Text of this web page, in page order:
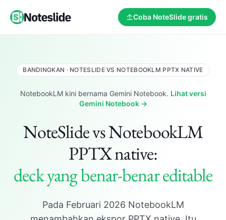
Coba NoteSlide gratis
BANDINGKAN · NOTESLIDE VS NOTEBOOKLM PPTX NATIVE
NotebookLM kini bernama Gemini Notebook. Lihat versi
Gemini Notebook →
NoteSlide vs NotebookLM
PPTX native:
deck yang benar-benar editable
Pada Februari 2026 NotebookLM